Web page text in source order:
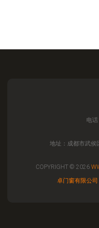
电
地址：成都市武侯
COPYRIGHT © 2026
卓门窗有限公司